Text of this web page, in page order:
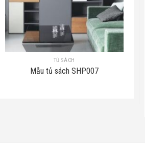
TỦ SÁCH
Mẫu tủ sách SHP007